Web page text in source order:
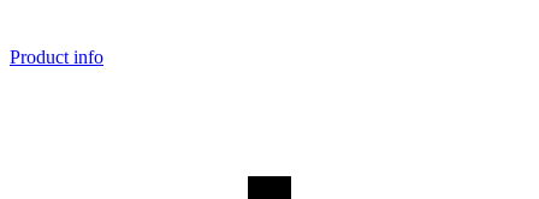
Product info